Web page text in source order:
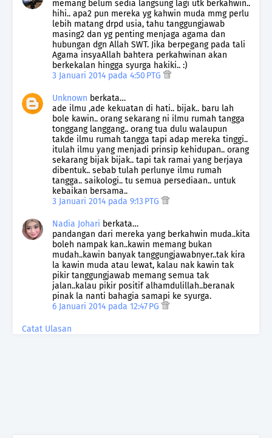
memang belum sedia langsung lagi utk berkahwin..
hihi.. apa2 pun mereka yg kahwin muda mmg perlu
lebih matang drpd usia, tahu tanggungjawab
masing2 dan yg penting menjaga agama dan
hubungan dgn Allah SWT. Jika berpegang pada tali
Agama insyaAllah bahtera perkahwinan akan
berkekalan hingga syurga hakiki.. :)
3 Januari 2014 pada 4:50 PTG
Unknown berkata…
ade ilmu ,ade kekuatan di hati.. bijak.. baru lah
bole kawin.. orang sekarang ni ilmu rumah tangga
tonggang langgang.. orang tua dulu walaupun
takde ilmu rumah tangga tapi adap mereka tinggi..
itulah ilmu yang menjadi prinsip kehidupan.. orang
sekarang bijak bijak.. tapi tak ramai yang berjaya
dibentuk.. sebab tulah perlunye ilmu rumah
tangga.. saikologi.. tu semua persediaan.. untuk
kebaikan bersama..
3 Januari 2014 pada 9:13 PTG
Nadia Johari berkata…
pandangan dari mereka yang berkahwin muda..kita
boleh nampak kan..kawin memang bukan
mudah..kawin banyak tanggungjawabnyer..tak kira
la kawin muda atau lewat, kalau nak kawin tak
pikir tanggungjawab memang semua tak
jalan..kalau pikir positif alhamdulillah..beranak
pinak la nanti bahagia samapi ke syurga.
6 Januari 2014 pada 12:47 PG
Catat Ulasan